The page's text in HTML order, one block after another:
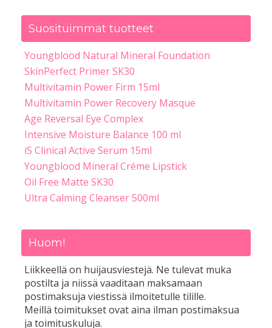
Suosituimmat tuotteet
Youngblood Natural Mineral Foundation
SkinPerfect Primer SK30
Multivitamin Power Firm 15ml
Multivitamin Power Recovery Masque
Age Reversal Eye Complex
Intensive Moisture Balance 100 ml
iS Clinical Active Serum 15ml
Youngblood Mineral Créme Lipstick
Oil Free Matte SK30
Ultra Calming Cleanser 500ml
Huom!
Liikkeellä on huijausviestejä. Ne tulevat muka
postilta ja niissä vaaditaan maksamaan
postimaksuja viestissä ilmoitetulle tilille.
Meillä toimitukset ovat aina ilman postimaksua
ja toimituskuluja.